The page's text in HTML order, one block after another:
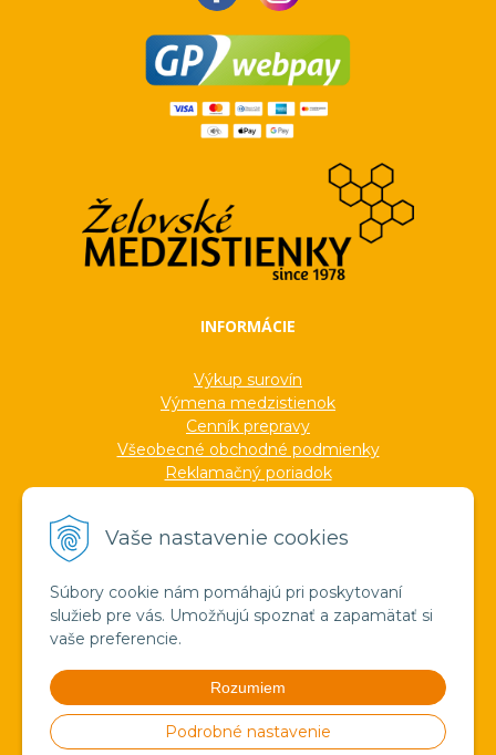
Vaše nastavenie cookies
Súbory cookie nám pomáhajú pri poskytovaní
služieb pre vás. Umožňujú spoznať a zapamätať si
vaše preferencie.
Rozumiem
Podrobné nastavenie
INFORMÁCIE
Výkup surovín
Výmena medzistienok
Cenník prepravy
Všeobecné obchodné podmienky
Reklamačný poriadok
Formuláre
Ocenenia
Veľkoobchod
Verejné obstarávanie
Pravda o medzistienkach a vosku
Spoznajte náš región!
Štúdium